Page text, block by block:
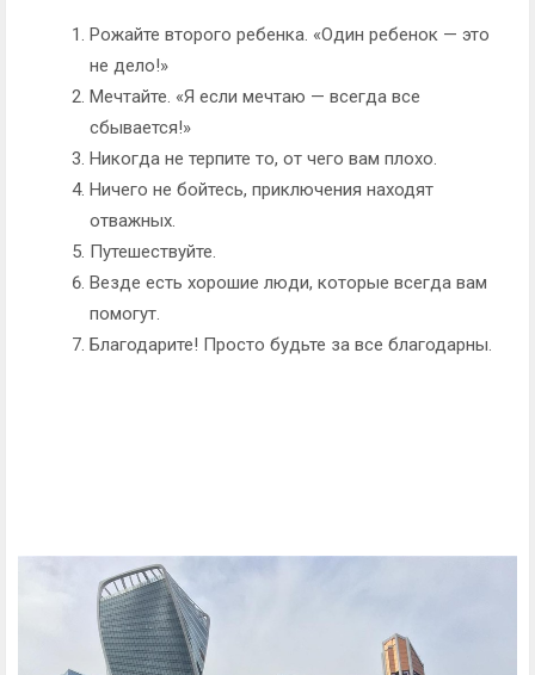
Рожайте второго ребенка. «Один ребенок — это
не дело!»
Мечтайте. «Я если мечтаю — всегда все
сбывается!»
Никогда не терпите то, от чего вам плохо.
Ничего не бойтесь, приключения находят
отважных.
Путешествуйте.
Везде есть хорошие люди, которые всегда вам
помогут.
Благодарите! Просто будьте за все благодарны.